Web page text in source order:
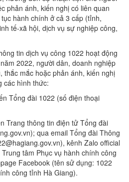
phản ánh, kiến nghị có liên quan
hành chính ở cả 3 cấp (tỉnh,
tế-xã hội, dịch vụ sự nghiệp công,
tin dịch vụ công 1022 hoạt động
2022, người dân, doanh nghiệp
thắc mắc hoặc phản ánh, kiến nghị
các hình thức:
Tổng đài 1022 (số điện thoại
Trang thông tin điện tử Tổng đài
qua email Tổng đài Thông
kênh Zalo official
tâm Phục vụ hành chính công
Facebook (tên sử dụng: 1022
công tỉnh Hà Giang).